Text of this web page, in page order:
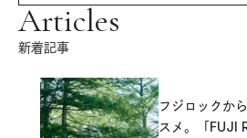
Articles
新着記事
フジロックか
スメ。「FUJI